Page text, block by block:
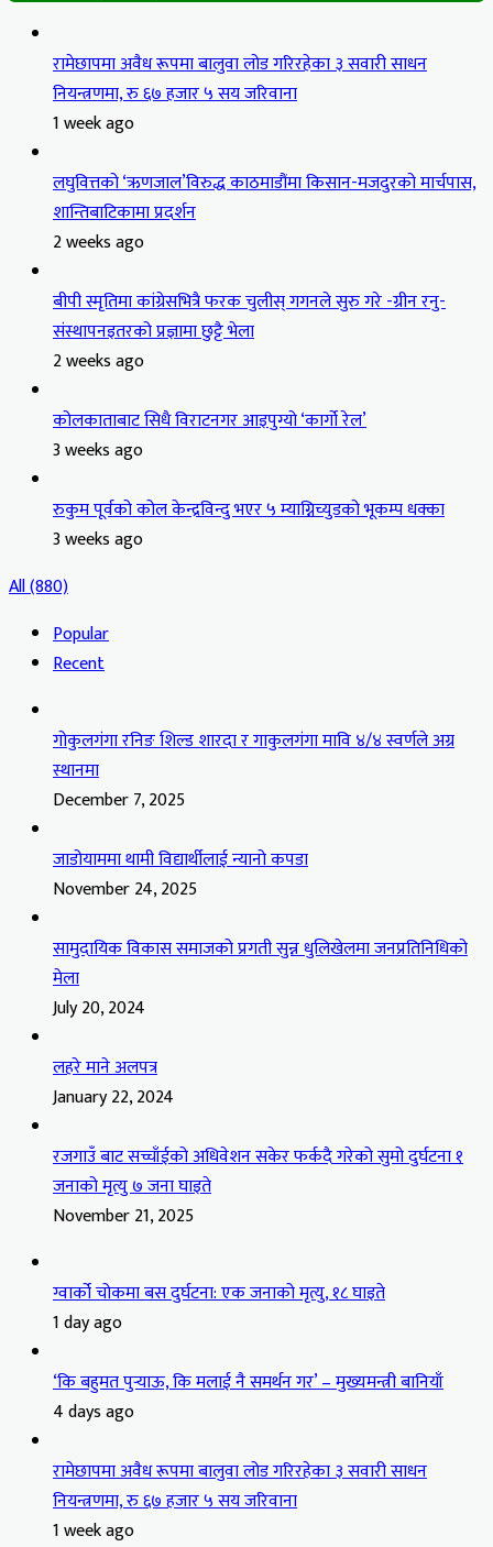
रामेछापमा अवैध रूपमा बालुवा लोड गरिरहेका ३ सवारी साधन
नियन्त्रणमा, रु ६७ हजार ५ सय जरिवाना
1 week ago
लघुवित्तको ‘ऋणजाल’विरुद्ध काठमाडौंमा किसान-मजदुरको मार्चपास,
शान्तिबाटिकामा प्रदर्शन
2 weeks ago
बीपी स्मृतिमा कांग्रेसभित्रै फरक चुलीस् गगनले सुरु गरे -ग्रीन रनु-
संस्थापनइतरको प्रज्ञामा छुट्टै भेला
2 weeks ago
कोलकाताबाट सिधै विराटनगर आइपुग्यो ‘कार्गो रेल’
3 weeks ago
रुकुम पूर्वको कोल केन्द्रविन्दु भएर ५ म्याग्निच्युडको भूकम्प धक्का
3 weeks ago
All (880)
Popular
Recent
गोकुलगंगा रनिङ शिल्ड शारदा र गाकुलगंगा मावि ४/४ स्वर्णले अग्र
स्थानमा
December 7, 2025
जाडोयाममा थामी विद्यार्थीलाई न्यानो कपडा
November 24, 2025
सामुदायिक विकास समाजको प्रगती सुन्न धुलिखेलमा जनप्रतिनिधिको
मेला
July 20, 2024
लहरे माने अलपत्र
January 22, 2024
रजगाउँ बाट सच्चाँईको अधिवेशन सकेर फर्कदै गरेको सुमो दुर्घटना १
जनाको मृत्यु ७ जना घाइते
November 21, 2025
ग्वार्को चोकमा बस दुर्घटना: एक जनाको मृत्यु, १८ घाइते
1 day ago
‘कि बहुमत पुर्‍याऊ, कि मलाई नै समर्थन गर’ – मुख्यमन्त्री बानियाँ
4 days ago
रामेछापमा अवैध रूपमा बालुवा लोड गरिरहेका ३ सवारी साधन
नियन्त्रणमा, रु ६७ हजार ५ सय जरिवाना
1 week ago